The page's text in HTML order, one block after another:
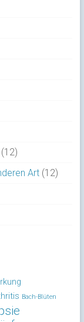
(12)
Art(12)
Bach-Blüten